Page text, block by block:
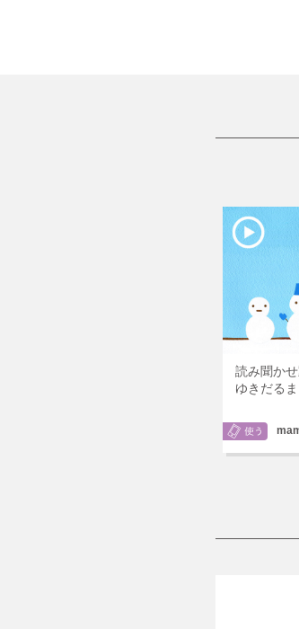
読み聞か
ゆきだるま